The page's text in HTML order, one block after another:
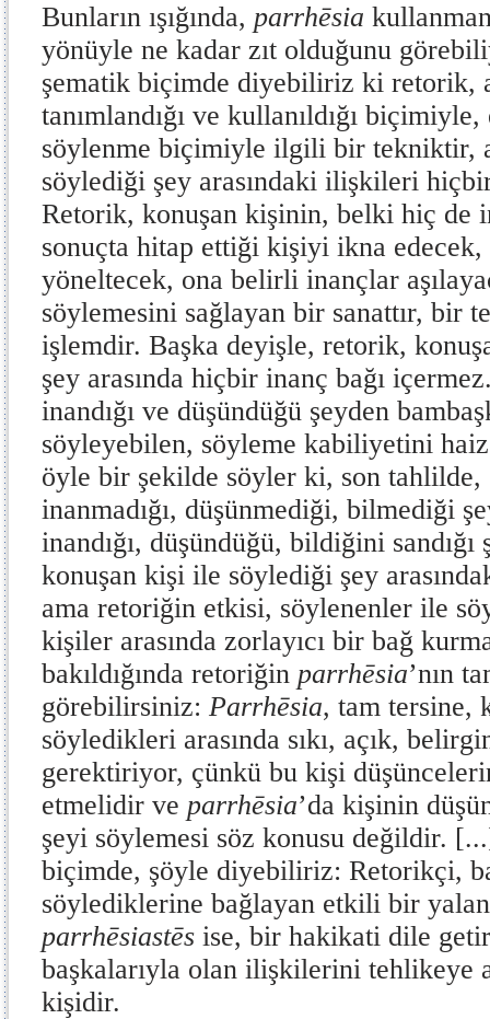
Bunların ışığında, parrhēsia
yönüyle ne kadar zıt olduğunu
şematik biçimde diyebiliriz ki retorik,
tanımlandığı ve kullanıldığı
söylenme biçimiyle ilgili bir tekniktir,
söylediği şey arasındaki ilişkileri
Retorik, konuşan kişinin, belki hiç de
sonuçta hitap ettiği kişiyi ikna edecek,
yöneltecek, ona belirli inançlar
söylemesini sağlayan bir sanattır, bir
işlemdir. Başka deyişle, retorik,
şey arasında hiçbir inanç bağı
inandığı ve düşündüğü şeyden
söyleyebilen, söyleme kabiliyetini
öyle bir şekilde söyler ki, son tahlilde,
inanmadığı, düşünmediği, bilmediği
inandığı, düşündüğü, bildiğini
konuşan kişi ile söylediği şey
ama retoriğin etkisi, söylenenler ile
kişiler arasında zorlayıcı bir bağ
bakıldığında retoriğin parrhēsia’nın
görebilirsiniz: Parrhēsia, tam tersine,
söyledikleri arasında sıkı, açık,
gerektiriyor, çünkü bu kişi
etmelidir ve parrhēsia’da kişinin
şeyi söylemesi söz konusu değildir.
biçimde, şöyle diyebiliriz: Retorikçi,
söylediklerine bağlayan etkili bir
parrhēsiastēs ise, bir hakikati dile
başkalarıyla olan ilişkilerini tehlikeye
kişidir.